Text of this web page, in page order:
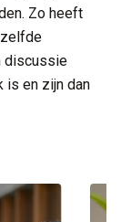
Zo heeft
discussie
is en zijn dan